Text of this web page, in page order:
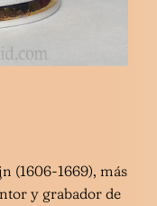
(1606-1669), más
y grabador de